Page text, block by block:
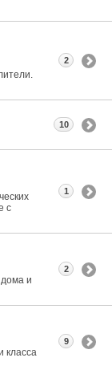
2
10
с
1
и
2
класса
9